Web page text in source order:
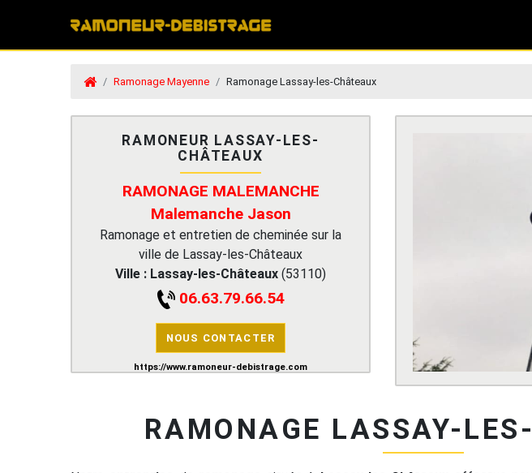
Ramonage Mayenne Ramonage Lassay-les-Châteaux
RAMONEUR LASSAY-LES-
CHÂTEAUX
RAMONAGE MALEMANCHE
Malemanche Jason
Ramonage et entretien de cheminée sur la
ville de Lassay-les-Châteaux
Ville : Lassay-les-Châteaux (53110)
06.63.79.66.54
NOUS CONTACTER
https://www.ramoneur-debistrage.com
RAMONAGE LASSAY-